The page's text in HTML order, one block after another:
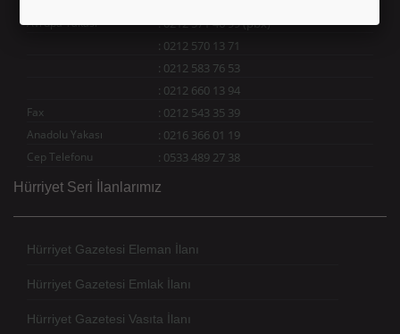
Avrupa Yakası :0212 571 46 99 (pbx)
: 0212 570 13 71
: 0212 583 76 53
: 0212 660 13 94
Fax : 0212 543 35 39
Anadolu Yakası : 0216 366 01 19
Cep Telefonu : 0533 489 27 38
Hürriyet Seri İlanlarımız
Hürriyet Gazetesi Eleman İlanı
Hürriyet Gazetesi Emlak İlanı
Hürriyet Gazetesi Vasıta İlanı